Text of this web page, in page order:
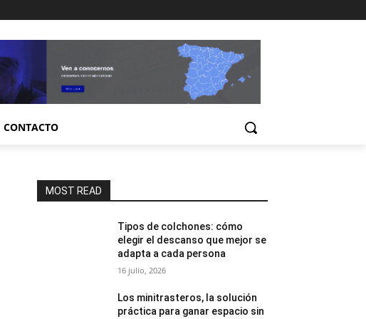
CONTACTO
MOST READ
Tipos de colchones: cómo
elegir el descanso que mejor se
adapta a cada persona
16 julio, 2026
Los minitrasteros, la solución
práctica para ganar espacio sin